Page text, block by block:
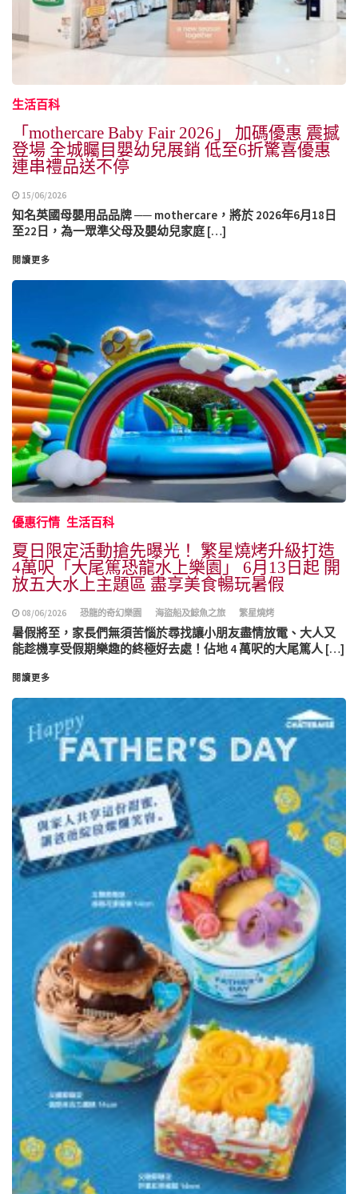
生活百科
「mothercare Baby Fair 2026」 加碼優惠 震撼
登場 全城矚目嬰幼兒展銷 低至6折驚喜優惠
連串禮品送不停
15/06/2026
知名英國母嬰用品品牌 ── mothercare，將於 2026年6月18日
至22日，為一眾準父母及嬰幼兒家庭 […]
閱讀更多
優惠行情 生活百科
夏日限定活動搶先曝光！ 繁星燒烤升級打造
4萬呎「大尾篤恐龍水上樂園」 6月13日起 開
放五大水上主題區 盡享美食暢玩暑假
08/06/2026 恐龍的奇幻樂園 海盜船及鯨魚之旅 繁星燒烤
暑假將至，家長們無須苦惱於尋找讓小朋友盡情放電、大人又
能趁機享受假期樂趣的終極好去處！佔地 4 萬呎的大尾篤人 […]
閱讀更多